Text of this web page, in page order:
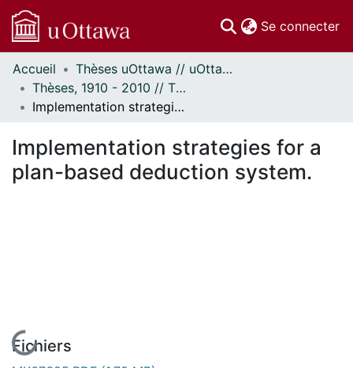
Se connecter
Communautés
et collections
Parcourir
À propos
Accueil
Thèses uOttawa // uOttawa Theses
Thèses, 1910 - 2010 // Theses, 1910 - 2010
Implementation strategies for a plan-based deduction system.
Implementation strategies for a
plan-based deduction system.
En cours de chargement...
Fichiers